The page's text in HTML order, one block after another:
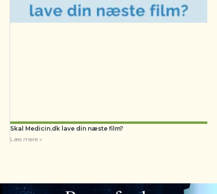
Skal Medicin.dk lave din næste film?
Læs mere »